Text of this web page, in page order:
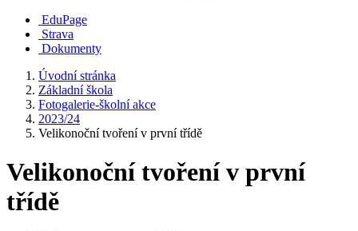
EduPage
Strava
Dokumenty
Úvodní stránka
Základní škola
Fotogalerie-školní akce
2023/24
Velikonoční tvoření v první třídě
Velikonoční tvoření v první
třídě